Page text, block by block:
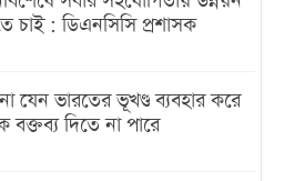
চাই : ডিএনসিসি প্রশাসক
যেন ভারতের ভূখণ্ড ব্যবহার করে
বক্তব্য দিতে না পারে